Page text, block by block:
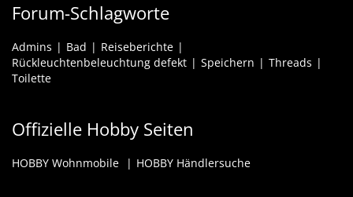
Forum-Schlagworte
Admins Bad
Reiseberichte
Rückleuchtenbeleuchtung defekt
Speichern
Threads
Toilette
Offizielle Hobby Seiten
HOBBY Wohnmobile HOBBY Händlersuche